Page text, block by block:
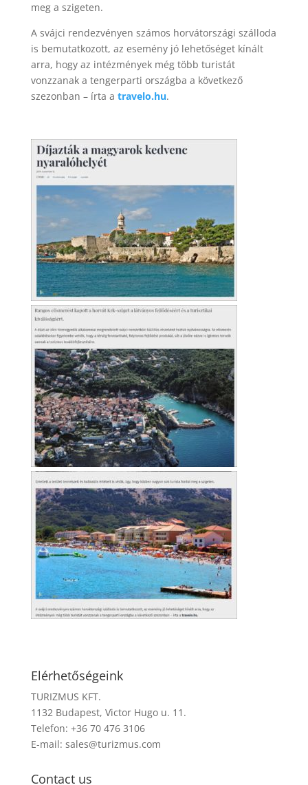
meg a szigeten.
A svájci rendezvényen számos horvátországi szálloda
is bemutatkozott, az esemény jó lehetőséget kínált
arra, hogy az intézmények még több turistát
vonzzanak a tengerparti országba a következő
szezonban – írta a travelo.hu.
Elérhetőségeink
TURIZMUS KFT.
1132 Budapest, Victor Hugo u. 11.
Telefon: +36 70 476 3106
E-mail: sales@turizmus.com
Contact us